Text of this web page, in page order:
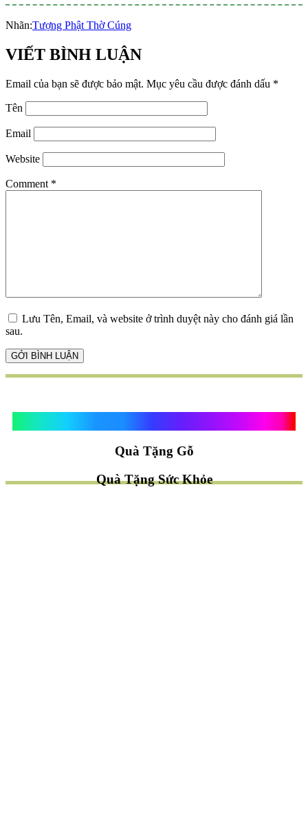
Nhãn:Tượng Phật Thờ Cúng
VIẾT BÌNH LUẬN
Email của bạn sẽ được bảo mật. Mục yêu cầu được đánh dấu *
Tên
Email
Website
Comment *
Lưu Tên, Email, và website ở trình duyệt này cho đánh giá lần
sau.
Quà Tặng Gỗ
Quà Tặng Sức Khỏe